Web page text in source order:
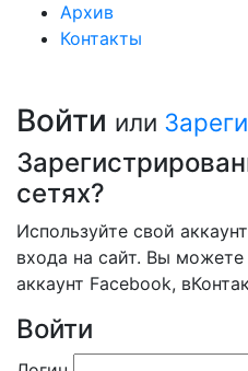
Архив
Контакты
Войти или
сетях?
Используйте свой
входа на сайт. Вы
аккаунт Facebook,
Войти